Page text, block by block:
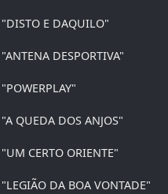
"DISTO E DAQUILO"
"ANTENA DESPORTIVA"
"POWERPLAY"
"A QUEDA DOS ANJOS"
"UM CERTO ORIENTE"
"LEGIÃO DA BOA VONTADE"